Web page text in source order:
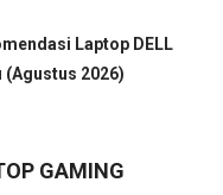
Laptop DELL
(Agustus 2026)
GAMING